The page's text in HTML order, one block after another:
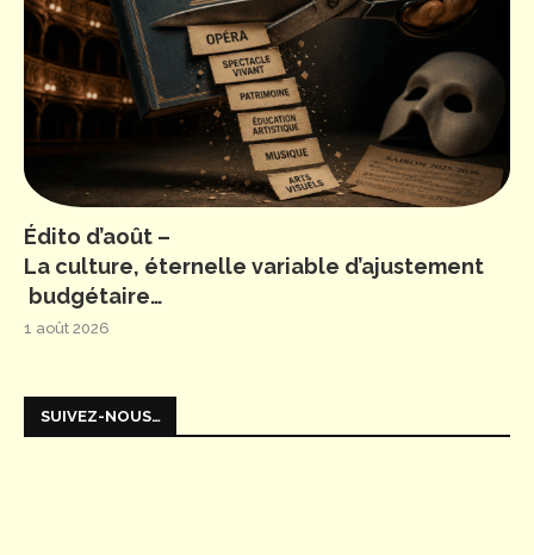
Édito d’août –
La culture, éternelle variable d’ajustement
budgétaire…
1 août 2026
SUIVEZ-NOUS…